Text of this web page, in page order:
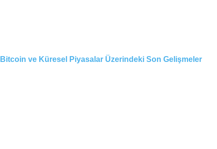
Bitcoin ve Küresel Piyasalar Üzerindeki Son Gelişmeler